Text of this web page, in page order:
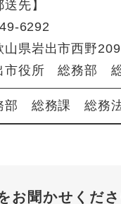
送先】
6292
山県岩出市西野
市役所 総務部
部 総務課 総務
お聞かせくだ